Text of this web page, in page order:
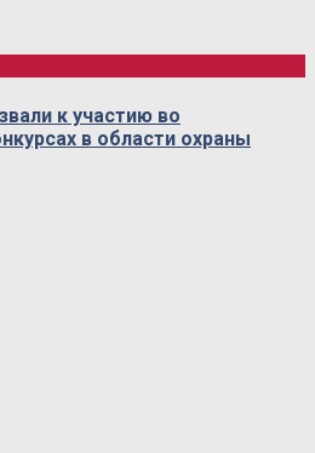
к участию во
в области охраны